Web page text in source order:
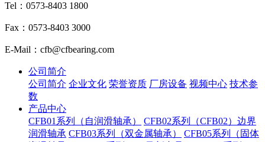
Tel：0573-8403 1800
Fax：0573-8403 3000
E-Mail：cfb@cfbearing.com
公司简介
公司简介 企业文化 荣誉资质 厂房设备 视频中心 技术参
数
产品中心
CFB01系列（自润滑轴承）
CFB02系列（CFB02）边界
润滑轴承 CFB03系列（双金属轴承）
CFB05系列（固体